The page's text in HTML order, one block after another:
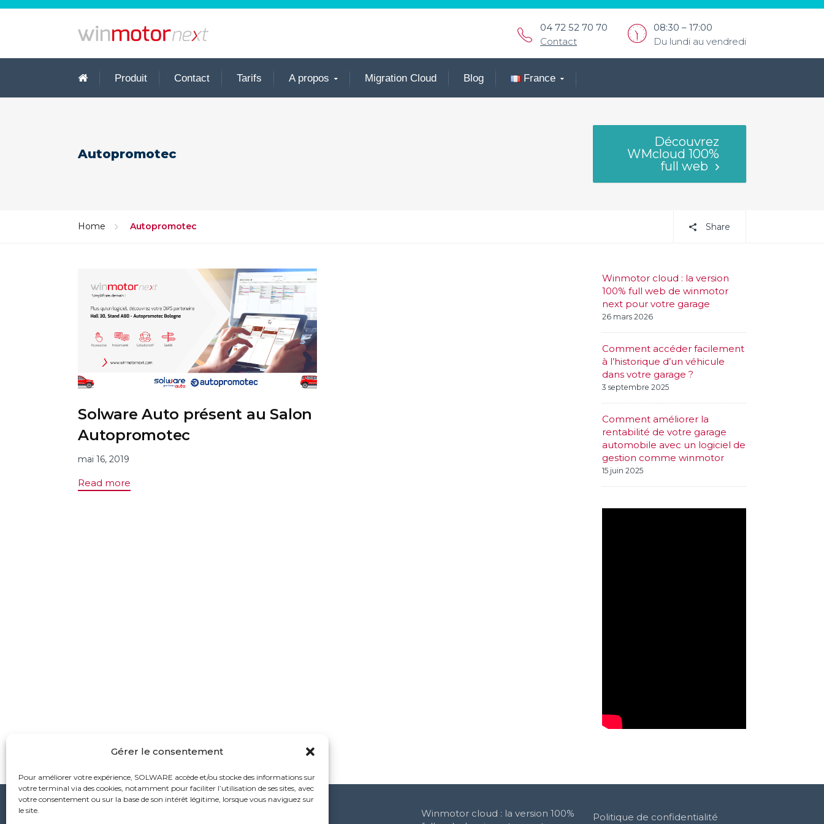
Gérer le consentement
Pour améliorer votre expérience, SOLWARE accède et/ou stocke des informations sur
votre terminal via des cookies, notamment pour faciliter l’utilisation de ses sites, avec
votre consentement ou sur la base de son intérêt légitime, lorsque vous naviguez sur
le site.
08:30 – 17:00
Du lundi au vendredi
04 72 52 70 70
Contact
Produit Contact Tarifs A propos Migration Cloud Blog France
Autopromotec
Découvrez
WMcloud 100%
full web
Home Autopromotec Share
Solware Auto présent au Salon
Autopromotec
mai 16, 2019
Read more
Winmotor cloud : la version
100% full web de winmotor
next pour votre garage
26 mars 2026
Comment accéder facilement
à l’historique d’un véhicule
dans votre garage ?
3 septembre 2025
Comment améliorer la
rentabilité de votre garage
automobile avec un logiciel de
gestion comme winmotor
15 juin 2025
Winmotor cloud : la version 100%
Politique de confidentialité